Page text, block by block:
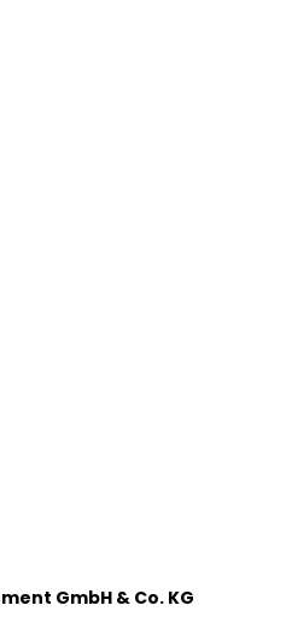
GmbH & Co. KG